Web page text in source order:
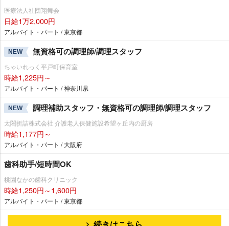
医療法人社団翔舞会
日給1万2,000円
アルバイト・パート / 東京都
NEW 無資格可の調理師/調理スタッフ
ちゃいれっく平戸町保育室
時給1,225円～
アルバイト・パート / 神奈川県
NEW 調理補助スタッフ・無資格可の調理師/調理スタッフ
太閤折詰株式会社 介護老人保健施設希望ヶ丘内の厨房
時給1,177円～
アルバイト・パート / 大阪府
歯科助手/短時間OK
桃園なかの歯科クリニック
時給1,250円～1,600円
アルバイト・パート / 東京都